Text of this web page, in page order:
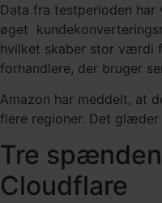
Data fra testperioden har
øget
hvilket skaber stor værdi
forhandlere, der bruger
Amazon har meddelt, at
flere regioner. Det
Tre
Cloudflare